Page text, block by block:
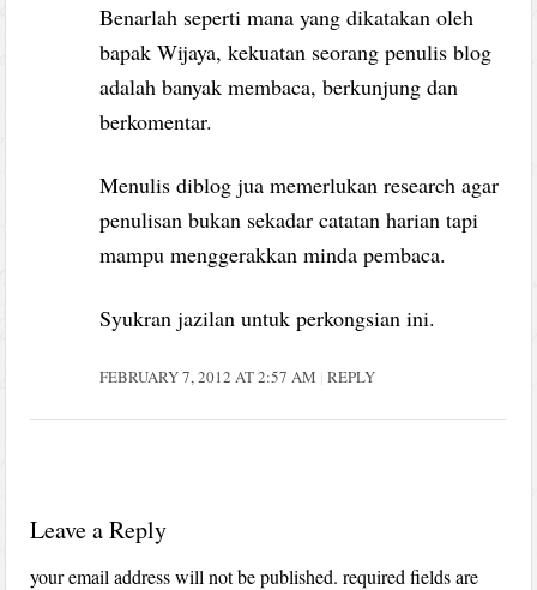
Benarlah seperti mana yang dikatakan oleh
bapak Wijaya, kekuatan seorang penulis blog
adalah banyak membaca, berkunjung dan
berkomentar.
Menulis diblog jua memerlukan research agar
penulisan bukan sekadar catatan harian tapi
mampu menggerakkan minda pembaca.
Syukran jazilan untuk perkongsian ini.
FEBRUARY 7, 2012 AT 2:57 AM REPLY
Leave a Reply
your email address will not be published. required fields are